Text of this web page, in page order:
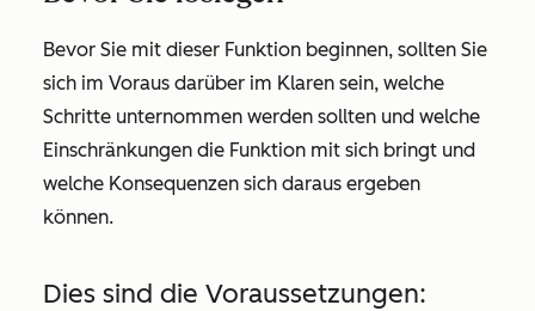
Bevor Sie mit dieser Funktion beginnen, sollten Sie
sich im Voraus darüber im Klaren sein, welche
Schritte unternommen werden sollten und welche
Einschränkungen die Funktion mit sich bringt und
welche Konsequenzen sich daraus ergeben
können.
Dies sind die Voraussetzungen: